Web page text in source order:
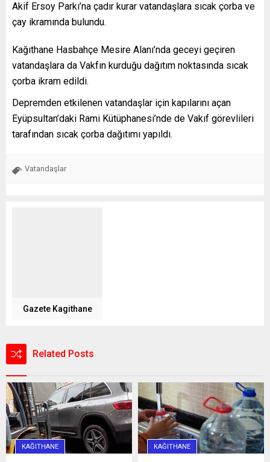
Akif Ersoy Parkı’na çadır kurar vatandaşlara sıcak çorba ve
çay ikramında bulundu.
Kağıthane Hasbahçe Mesire Alanı’nda geceyi geçiren
vatandaşlara da Vakfın kurduğu dağıtım noktasında sıcak
çorba ikram edildi.
Depremden etkilenen vatandaşlar için kapılarını açan
Eyüpsultan’daki Rami Kütüphanesi’nde de Vakıf görevlileri
tarafından sıcak çorba dağıtımı yapıldı.
Vatandaşlar
Gazete Kagithane
Related Posts
KAĞITHANE KAĞITHANE